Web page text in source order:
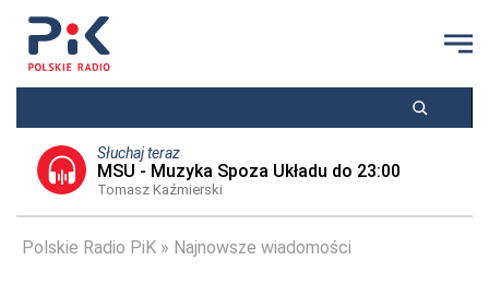
Słuchaj teraz
MSU - Muzyka Spoza Układu do 23:00
Tomasz Kaźmierski
Polskie Radio PiK Najnowsze wiadomości